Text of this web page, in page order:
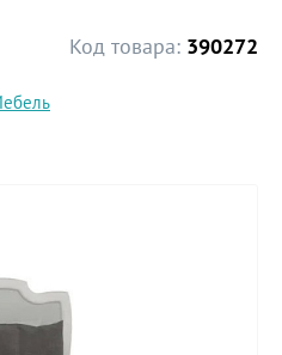
Код товара: 390272